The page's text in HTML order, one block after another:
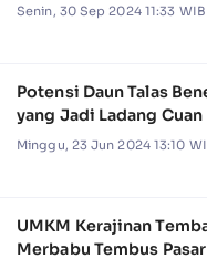
Senin, 30 Sep 2024 11:33 WIB
Potensi Daun Talas
yang Jadi Ladang Cuan
Minggu, 23 Jun 2024 13:10
UMKM Kerajinan
Merbabu Tembus